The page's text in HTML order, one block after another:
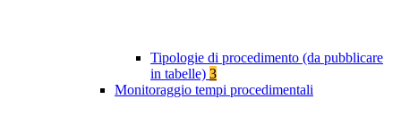
Tipologie di procedimento (da pubblicare
in tabelle) 3
Monitoraggio tempi procedimentali